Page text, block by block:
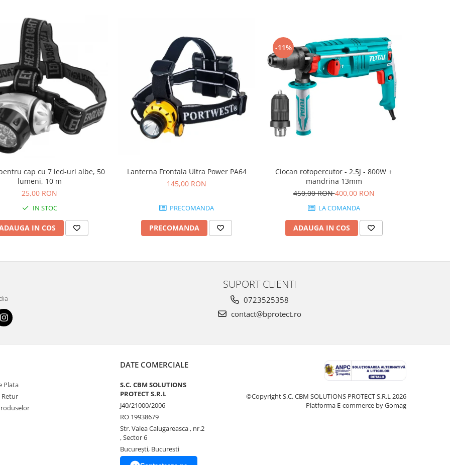
cap cu 7 led-uri albe, 50
lumeni, 10 m
25,00 RON
IN STOC
IN COS
Lanterna Frontala Ultra Power PA64
145,00 RON
PRECOMANDA
PRECOMANDA
-11%
Ciocan rotopercutor - 2.5J - 800W +
mandrina 13mm
450,00 RON400,00 RON
LA COMANDA
ADAUGA IN COS
SUPORT CLIENTI
0723525358
contact@bprotect.ro
Plata
Retur
DATE COMERCIALE
S.C. CBM SOLUTIONS
PROTECT S.R.L
J40/21000/2006
RO 19938679
Str. Valea Calugareasca , nr.2
, Sector 6
București, Bucuresti
©Copyright S.C. CBM SOLUTIONS PROTECT S.R.L 2026
Platforma E-commerce by Gomag